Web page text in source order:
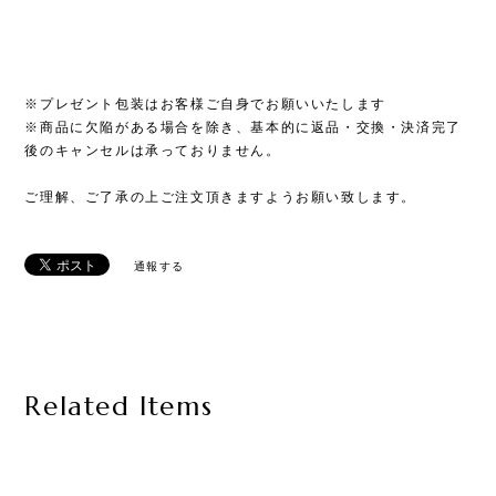
※プレゼント包装はお客様ご自身でお願いいたします
※商品に欠陥がある場合を除き、基本的に返品・交換・決済完了
後のキャンセルは承っておりません。
ご理解、ご了承の上ご注文頂きますようお願い致します。
通報する
Related Items